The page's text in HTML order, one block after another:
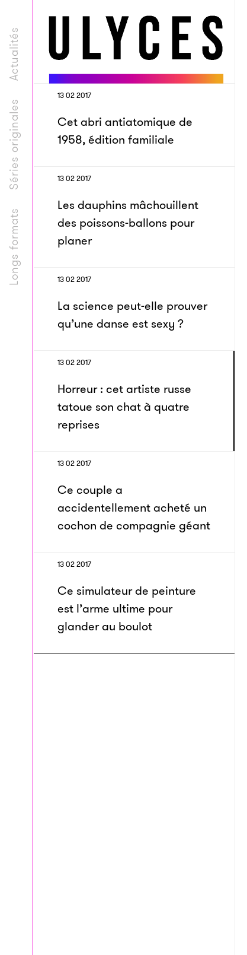
Longs formats
Séries originales
Actualités
13 02 2017
Cet abri antiatomique de
1958, édition familiale
13 02 2017
Les dauphins mâchouillent
des poissons-ballons pour
planer
13 02 2017
La science peut-elle prouver
qu’une danse est sexy ?
13 02 2017
Horreur : cet artiste russe
tatoue son chat à quatre
reprises
13 02 2017
Ce couple a
accidentellement acheté un
cochon de compagnie géant
13 02 2017
Ce simulateur de peinture
est l’arme ultime pour
glander au boulot